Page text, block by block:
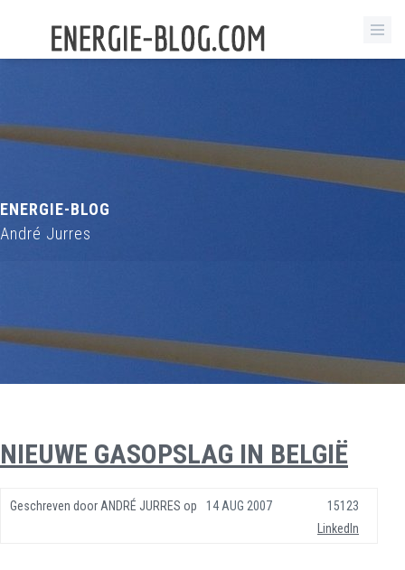
ENERGIE-BLOG
André Jurres
NIEUWE GASOPSLAG IN BELGIË
Geschreven door ANDRÉ JURRES op 14 AUG 2007
15123
LinkedIn